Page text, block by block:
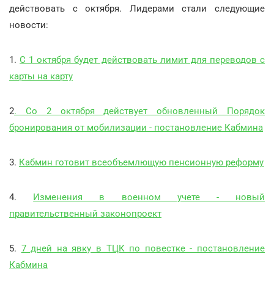
действовать с октября. Лидерами стали следующие
новости:
1.С 1 октября будет действовать лимит для переводов с
карты на карту
2. Со 2 октября действует обновленный Порядок
бронирования от мобилизации - постановление Кабмина
3. Кабмин готовит всеобъемлющую пенсионную реформу
4. Изменения в военном учете - новый
правительственный законопроект
5. 7 дней на явку в ТЦК по повестке - постановление
Кабмина